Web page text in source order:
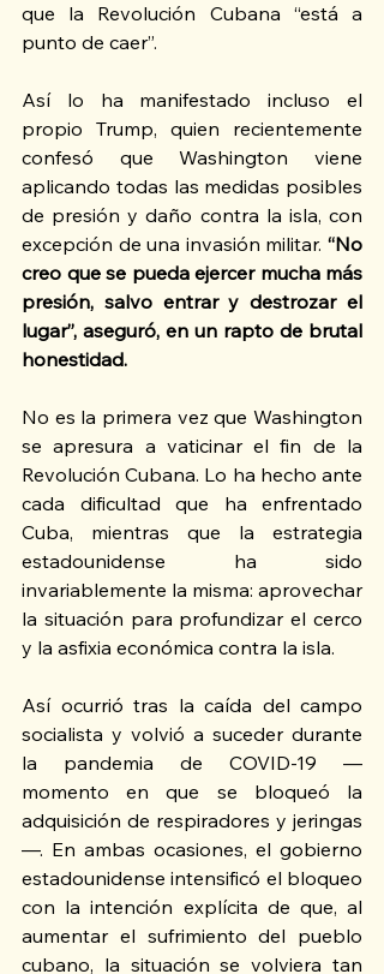
que la Revolución Cubana “está a
punto de caer”.
Así lo ha manifestado incluso el
propio Trump, quien recientemente
confesó que Washington viene
aplicando todas las medidas posibles
de presión y daño contra la isla, con
excepción de una invasión militar. “No
creo que se pueda ejercer mucha más
presión, salvo entrar y destrozar el
lugar”, aseguró, en un rapto de brutal
honestidad.
No es la primera vez que Washington
se apresura a vaticinar el fin de la
Revolución Cubana. Lo ha hecho ante
cada dificultad que ha enfrentado
Cuba, mientras que la estrategia
estadounidense ha sido
invariablemente la misma: aprovechar
la situación para profundizar el cerco
y la asfixia económica contra la isla.
Así ocurrió tras la caída del campo
socialista y volvió a suceder durante
la pandemia de COVID-19 —
momento en que se bloqueó la
adquisición de respiradores y jeringas
—. En ambas ocasiones, el gobierno
estadounidense intensificó el bloqueo
con la intención explícita de que, al
aumentar el sufrimiento del pueblo
cubano, la situación se volviera tan